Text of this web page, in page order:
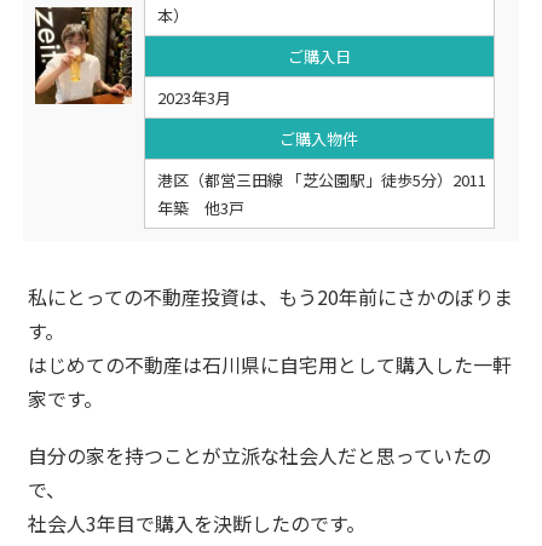
本）
ご購入日
2023年3月
ご購入物件
港区（都営三田線 「芝公園駅」徒歩5分）2011
年築 他3戸
私にとっての不動産投資は、もう20年前にさかのぼりま
す。
はじめての不動産は石川県に自宅用として購入した一軒
家です。
自分の家を持つことが立派な社会人だと思っていたの
で、
社会人3年目で購入を決断したのです。